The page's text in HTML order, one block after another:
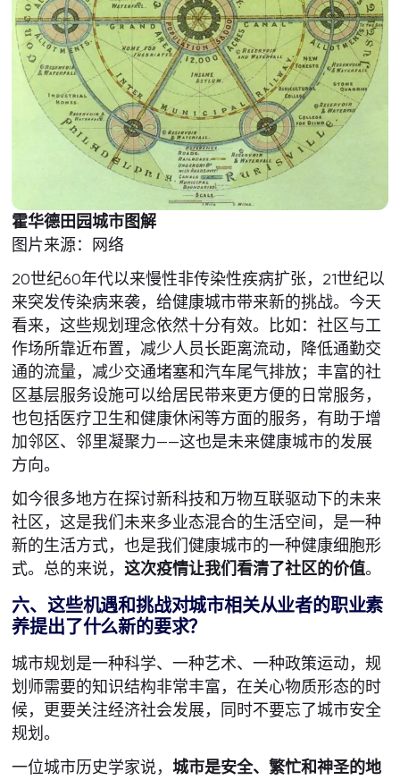
霍华德田园城市图解
图片来源：网络
20世纪60年代以来慢性非传染性疾病扩张，21世纪以
来突发传染病来袭，给健康城市带来新的挑战。今天
看来，这些规划理念依然十分有效。比如：社区与工
作场所靠近布置，减少人员长距离流动，降低通勤交
通的流量，减少交通堵塞和汽车尾气排放；丰富的社
区基层服务设施可以给居民带来更方便的日常服务，
也包括医疗卫生和健康休闲等方面的服务，有助于增
加邻区、邻里凝聚力——这也是未来健康城市的发展
方向。
如今很多地方在探讨新科技和万物互联驱动下的未来
社区，这是我们未来多业态混合的生活空间，是一种
新的生活方式，也是我们健康城市的一种健康细胞形
式。总的来说，这次疫情让我们看清了社区的价值。
六、这些机遇和挑战对城市相关从业者的职业素
养提出了什么新的要求？
城市规划是一种科学、一种艺术、一种政策运动，规
划师需要的知识结构非常丰富，在关心物质形态的时
候，更要关注经济社会发展，同时不要忘了城市安全
规划。
一位城市历史学家说，城市是安全、繁忙和神圣的地